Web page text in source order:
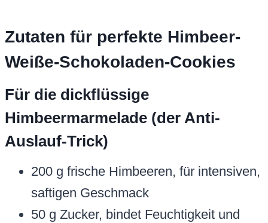
Zutaten für perfekte Himbeer-
Weiße-Schokoladen-Cookies
Für die dickflüssige
Himbeermarmelade (der Anti-
Auslauf-Trick)
200 g frische Himbeeren, für intensiven,
saftigen Geschmack
50 g Zucker, bindet Feuchtigkeit und